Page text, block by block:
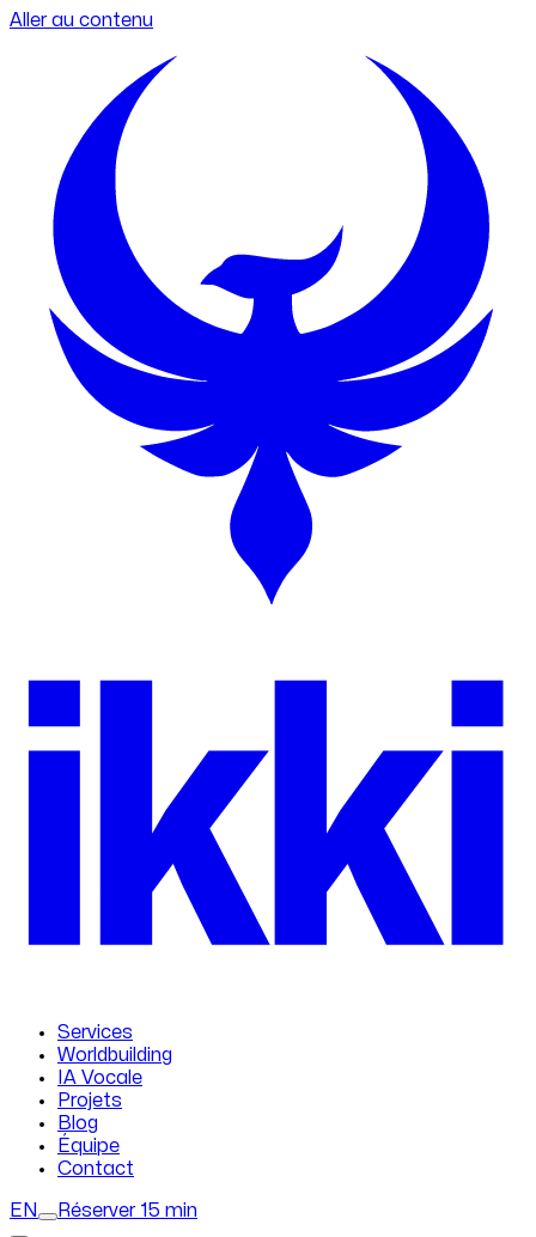
Aller au contenu
ikki
Services
Worldbuilding
IA Vocale
Projets
Blog
Équipe
Contact
EN Réserver 15 min